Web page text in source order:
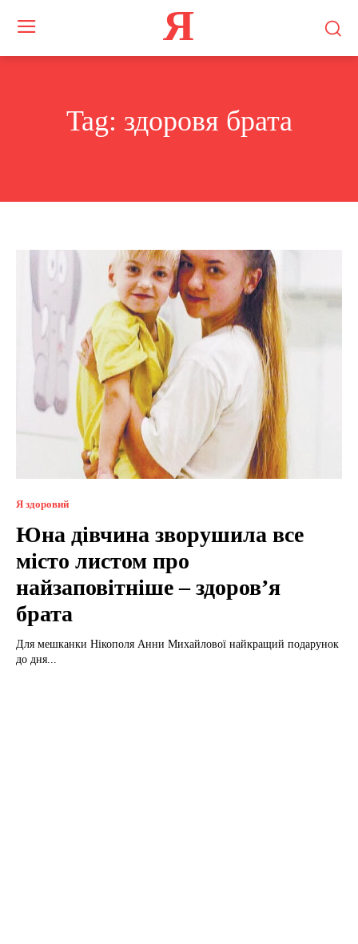
Я
Tag: здоровя брата
Я здоровий
Юна дівчина зворушила все
місто листом про
найзаповітніше – здоров’я
брата
Для мешканки Нікополя Анни Михайлової найкращий подарунок
до дня...